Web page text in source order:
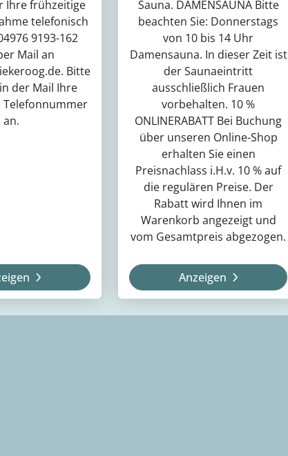
Ihre frühzeitige
telefonisch
9193-162
Mail an
Bitte
der Mail Ihre
Telefonnummer
an.
Sauna. DAMENSAUNA Bitte
beachten Sie: Donnerstags
von 10 bis 14 Uhr
Damensauna. In dieser Zeit ist
der Saunaeintritt
ausschließlich Frauen
vorbehalten. 10 %
ONLINERABATT Bei Buchung
über unseren Online-Shop
erhalten Sie einen
Preisnachlass i.H.v. 10 % auf
die regulären Preise. Der
Rabatt wird Ihnen im
Warenkorb angezeigt und
vom Gesamtpreis abgezogen.
Anzeigen